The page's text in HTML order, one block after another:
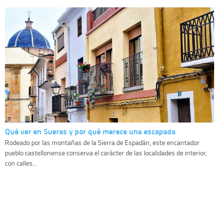
Qué ver en Sueras y por qué merece una escapada
Rodeado por las montañas de la Sierra de Espadán, este encantador
pueblo castellonense conserva el carácter de las localidades de interior,
con calles...